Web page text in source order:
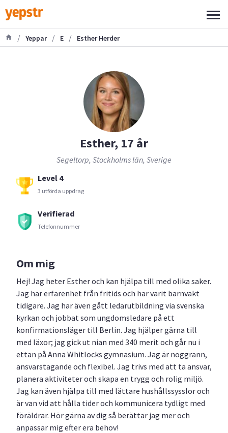
/ Yeppar / E / Esther Herder
Esther, 17 år
Segeltorp, Stockholms län, Sverige
Level 4
3 utförda uppdrag
Verifierad
Telefonnummer
Om mig
Hej! Jag heter Esther och kan hjälpa till med olika saker.
Jag har erfarenhet från fritids och har varit barnvakt
tidigare. Jag har även gått ledarutbildning via svenska
kyrkan och jobbat som ungdomsledare på ett
konfirmationsläger till Berlin. Jag hjälper gärna till
med läxor; jag gick ut nian med 340 merit och går nu i
ettan på Anna Whitlocks gymnasium. Jag är noggrann,
ansvarstagande och flexibel. Jag trivs med att ta ansvar,
planera aktiviteter och skapa en trygg och rolig miljö.
Jag kan även hjälpa till med lättare hushållssysslor och
är van vid att hålla tider och kommunicera tydligt med
föräldrar. Hör gärna av dig så berättar jag mer och
anpassar mig efter era behov!